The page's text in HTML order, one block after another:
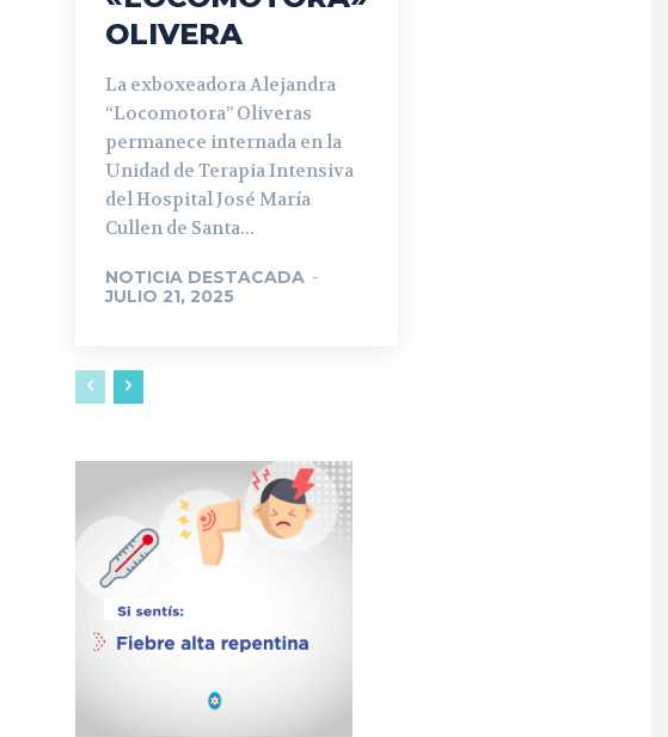
OLIVERA
La exboxeadora Alejandra
“Locomotora” Oliveras
permanece internada en la
Unidad de Terapia Intensiva
del Hospital José María
Cullen de Santa...
NOTICIA DESTACADA -
JULIO 21, 2025